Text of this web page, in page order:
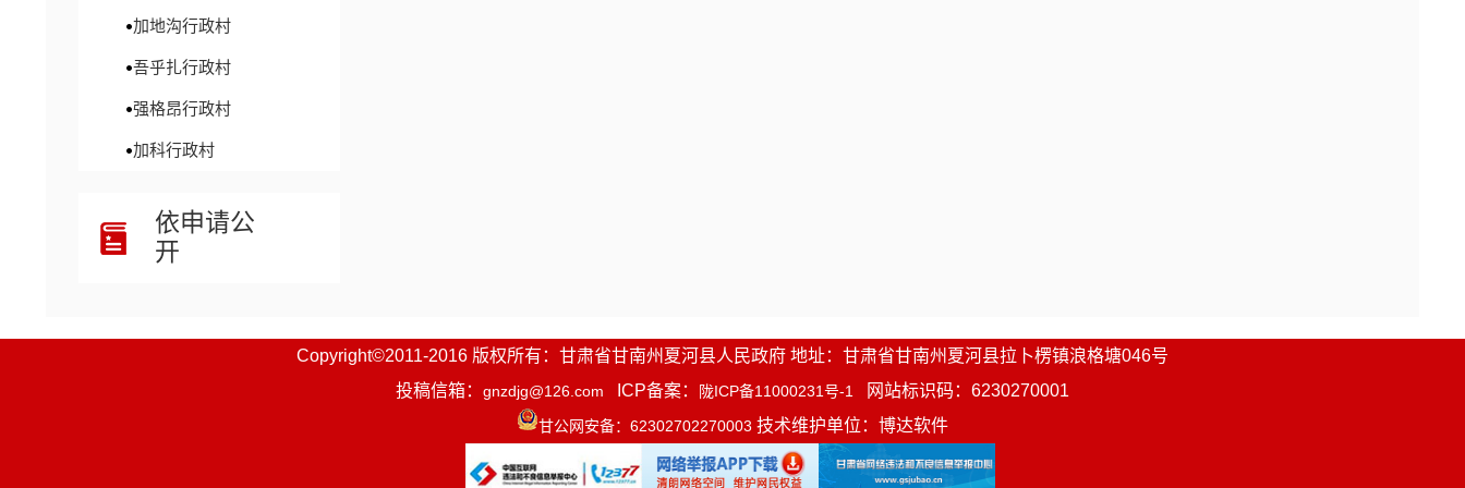
加地沟行政村
吾乎扎行政村
强格昂行政村
加科行政村
依申请公
开
Copyright©2011-2016 版权所有：甘肃省甘南州夏河县人民政府 地址：甘肃省甘南州夏河县拉卜楞镇浪格塘046号
投稿信箱： gnzdjg@126.com ICP备案： 陇ICP备11000231号-1 网站标识码：6230270001
甘公网安备：62302702270003 技术维护单位：博达软件